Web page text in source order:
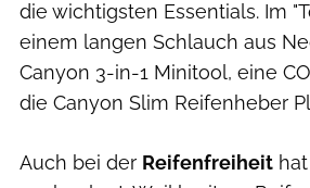
die wichtigsten Essentials. Im
einem langen Schlauch aus
Canyon 3-in-1 Minitool, eine
die Canyon Slim Reifenheber
Auch bei der Reifenfreiheit